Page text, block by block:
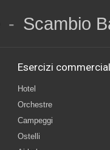
- Scambio
Esercizi
Hotel
Orchestre
Campeggi
Ostelli